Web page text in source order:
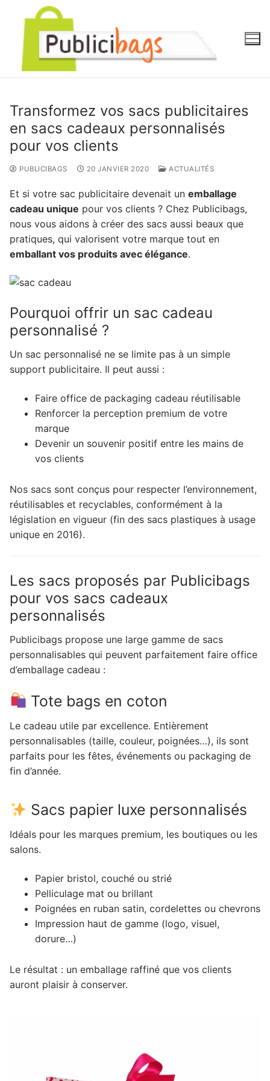
contenu
Transformez vos sacs publicitaires
en sacs cadeaux personnalisés
pour vos clients
PUBLICIBAGS 20 JANVIER 2020 ACTUALITÉS
Et si votre sac publicitaire devenait un emballage
cadeau unique pour vos clients ? Chez Publicibags,
nous vous aidons à créer des sacs aussi beaux que
pratiques, qui valorisent votre marque tout en
emballant vos produits avec élégance.
Pourquoi offrir un sac cadeau
personnalisé ?
Un sac personnalisé ne se limite pas à un simple
support publicitaire. Il peut aussi :
Faire office de packaging cadeau réutilisable
Renforcer la perception premium de votre
marque
Devenir un souvenir positif entre les mains de
vos clients
Nos sacs sont conçus pour respecter l’environnement,
réutilisables et recyclables, conformément à la
législation en vigueur (fin des sacs plastiques à usage
unique en 2016).
Les sacs proposés par Publicibags
pour vos sacs cadeaux
personnalisés
Publicibags propose une large gamme de sacs
personnalisables qui peuvent parfaitement faire office
d’emballage cadeau :
Tote bags en coton
Le cadeau utile par excellence. Entièrement
personnalisables (taille, couleur, poignées…), ils sont
parfaits pour les fêtes, événements ou packaging de
fin d’année.
Sacs papier luxe personnalisés
Idéals pour les marques premium, les boutiques ou les
salons.
Papier bristol, couché ou strié
Pelliculage mat ou brillant
Poignées en ruban satin, cordelettes ou chevrons
Impression haut de gamme (logo, visuel,
dorure…)
Le résultat : un emballage raffiné que vos clients
auront plaisir à conserver.